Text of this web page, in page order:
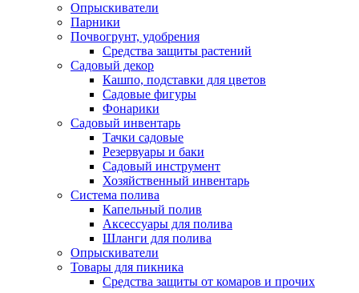
Опрыскиватели
Парники
Почвогрунт, удобрения
Средства защиты растений
Садовый декор
Кашпо, подставки для цветов
Садовые фигуры
Фонарики
Садовый инвентарь
Тачки садовые
Резервуары и баки
Садовый инструмент
Хозяйственный инвентарь
Система полива
Капельный полив
Аксессуары для полива
Шланги для полива
Опрыскиватели
Товары для пикника
Средства защиты от комаров и прочих